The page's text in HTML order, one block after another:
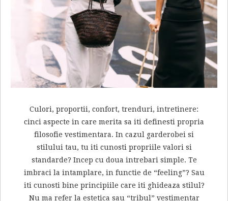
Culori, proportii, confort, trenduri, intretinere:
cinci aspecte in care merita sa iti definesti propria
filosofie vestimentara. In cazul garderobei si
stilului tau, tu iti cunosti propriile valori si
standarde? Incep cu doua intrebari simple. Te
imbraci la intamplare, in functie de “feeling”? Sau
iti cunosti bine principiile care iti ghideaza stilul?
Nu ma refer la estetica sau “tribul” vestimentar